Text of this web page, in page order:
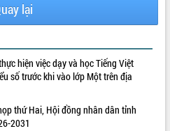
lại
hiện việc dạy và học Tiếng Việt
số trước khi vào lớp Một trên địa
thứ Hai, Hội đồng nhân dân tỉnh
2031